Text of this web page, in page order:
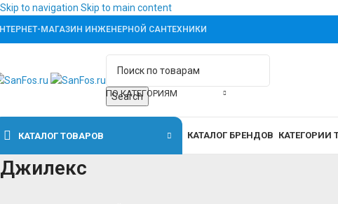
Skip to navigation Skip to main content
МАГАЗИН ИНЖЕНЕРНОЙ САНТЕХНИКИ
ПО КАТЕГОРИЯМ
Search
КАТАЛОГ ТОВАРОВ КАТАЛОГ БРЕНДОВ КАТЕГОРИИ
Джилекс